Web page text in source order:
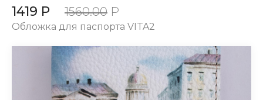
1419 Р 1560.00 Р
Обложка для паспорта VITA2